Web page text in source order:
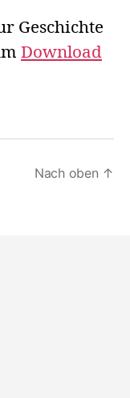
Geschichte
Download
Nach oben ↑